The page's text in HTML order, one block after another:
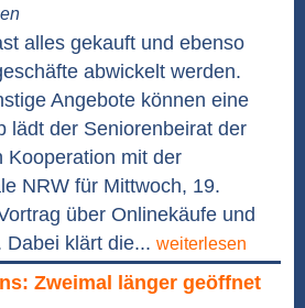
alles gekauft und ebenso
abwickelt werden.
Angebote können eine
lädt der Seniorenbeirat der
Kooperation mit der
NRW für Mittwoch, 19.
über Onlinekäufe und
Dabei klärt die... weiterlesen
Zweimal länger geöffnet